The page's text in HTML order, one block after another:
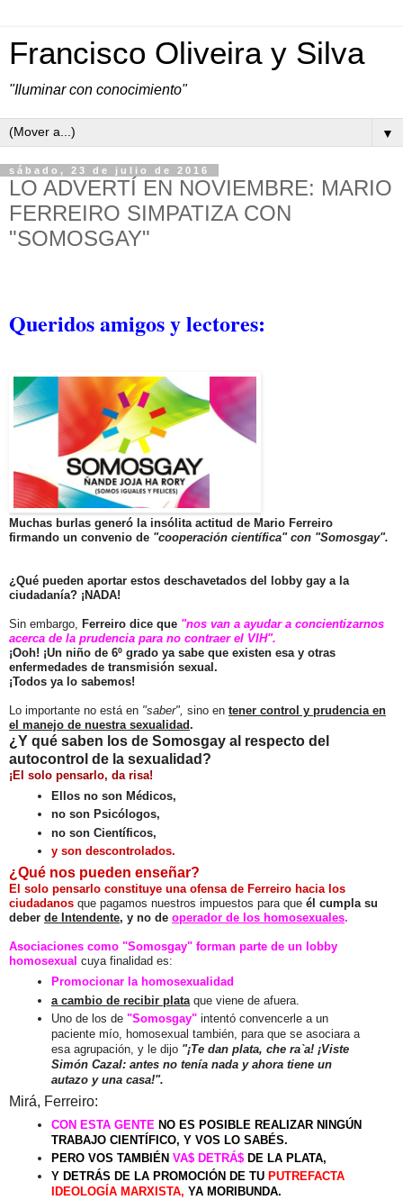
Francisco Oliveira y Silva
"Iluminar con conocimiento"
▼
sábado, 23 de julio de 2016
LO ADVERTÍ EN NOVIEMBRE: MARIO
FERREIRO SIMPATIZA CON
"SOMOSGAY"
Queridos amigos y lectores:
Muchas burlas generó la insólita actitud de Mario Ferreiro
firmando un convenio de "cooperación científica" con "Somosgay".
¿Qué pueden aportar estos deschavetados del lobby gay a la
ciudadanía? ¡NADA!
Sin embargo, Ferreiro dice que "nos van a ayudar a concientizarnos
acerca de la prudencia para no contraer el VIH".
¡Ooh! ¡Un niño de 6º grado ya sabe que existen esa y otras
enfermedades de transmisión sexual.
¡Todos ya lo sabemos!
Lo importante no está en "saber", sino en tener control y prudencia en
el manejo de nuestra sexualidad.
¿Y qué saben los de Somosgay al respecto del
autocontrol de la sexualidad?
¡El solo pensarlo, da risa!
Ellos no son Médicos,
no son Psicólogos,
no son Científicos,
y son descontrolados.
¿Qué nos pueden enseñar?
El solo pensarlo constituye una ofensa de Ferreiro hacia los
ciudadanos que pagamos nuestros impuestos para que él cumpla su
deber de Intendente, y no de operador de los homosexuales.
Asociaciones como "Somosgay" forman parte de un lobby
homosexual cuya finalidad es:
Promocionar la homosexualidad
a cambio de recibir plata que viene de afuera.
Uno de los de "Somosgay" intentó convencerle a un
paciente mío, homosexual también, para que se asociara a
esa agrupación, y le dijo "¡Te dan plata, che ra`a! ¡Viste
Simón Cazal: antes no tenía nada y ahora tiene un
autazo y una casa!".
Mirá, Ferreiro:
CON ESTA GENTE NO ES POSIBLE REALIZAR NINGÚN
TRABAJO CIENTÍFICO, Y VOS LO SABÉS.
PERO VOS TAMBIÉN VA$ DETRÁ$ DE LA PLATA,
Y DETRÁS DE LA PROMOCIÓN DE TU PUTREFACTA
IDEOLOGÍA MARXISTA, YA MORIBUNDA.